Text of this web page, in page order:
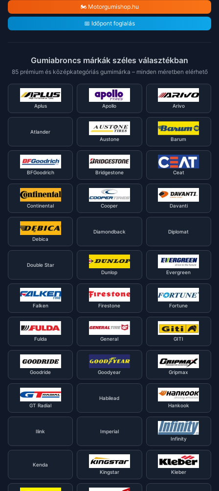
🏍️ Motorgumishop.hu
📅 Időpont foglalás
Gumiabroncs márkák széles választékban
85 prémium és középkategóriás gumimárka – minden méretben elérhető
Aplus Apollo Arivo
Atlander
Austone
Barum
BFGoodrich Bridgestone Ceat
Continental Cooper Davanti
Debica
Diamondback Diplomat
Double Star
Dunlop
Evergreen
Falken Firestone Fortune
Fulda General GITI
Goodride Goodyear Gripmax
GT Radial
Habilead
Hankook
Ilink
Imperial
Infinity
Kenda
Kingstar
Kleber